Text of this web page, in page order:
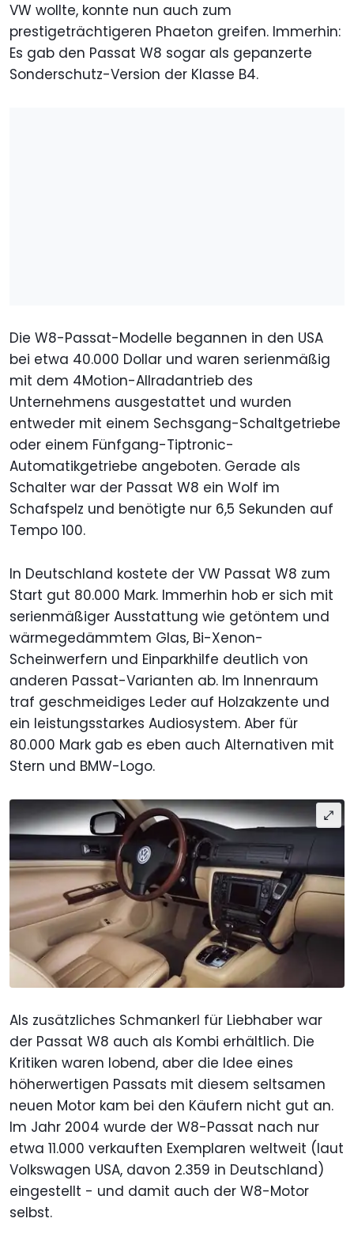
VW wollte, konnte nun auch zum
prestigeträchtigeren Phaeton greifen. Immerhin:
Es gab den Passat W8 sogar als gepanzerte
Sonderschutz-Version der Klasse B4.
Die W8-Passat-Modelle begannen in den USA
bei etwa 40.000 Dollar und waren serienmäßig
mit dem 4Motion-Allradantrieb des
Unternehmens ausgestattet und wurden
entweder mit einem Sechsgang-Schaltgetriebe
oder einem Fünfgang-Tiptronic-
Automatikgetriebe angeboten. Gerade als
Schalter war der Passat W8 ein Wolf im
Schafspelz und benötigte nur 6,5 Sekunden auf
Tempo 100.
In Deutschland kostete der VW Passat W8 zum
Start gut 80.000 Mark. Immerhin hob er sich mit
serienmäßiger Ausstattung wie getöntem und
wärmegedämmtem Glas, Bi-Xenon-
Scheinwerfern und Einparkhilfe deutlich von
anderen Passat-Varianten ab. Im Innenraum
traf geschmeidiges Leder auf Holzakzente und
ein leistungsstarkes Audiosystem. Aber für
80.000 Mark gab es eben auch Alternativen mit
Stern und BMW-Logo.
Als zusätzliches Schmankerl für Liebhaber war
der Passat W8 auch als Kombi erhältlich. Die
Kritiken waren lobend, aber die Idee eines
höherwertigen Passats mit diesem seltsamen
neuen Motor kam bei den Käufern nicht gut an.
Im Jahr 2004 wurde der W8-Passat nach nur
etwa 11.000 verkauften Exemplaren weltweit (laut
Volkswagen USA, davon 2.359 in Deutschland)
eingestellt - und damit auch der W8-Motor
selbst.